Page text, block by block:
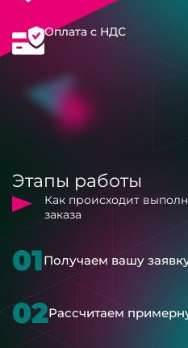
Оплата с НДС
Этапы работы
Как происходит
заказа
01Получаем вашу
02Рассчитаем